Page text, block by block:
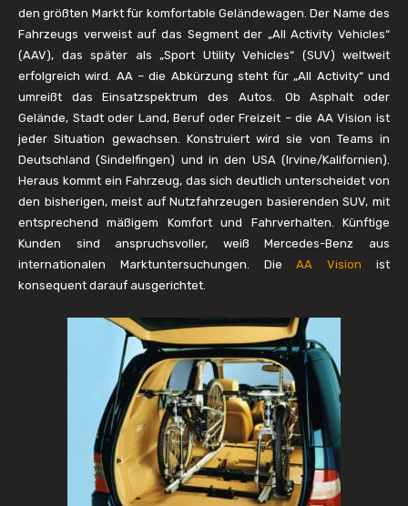
den größten Markt für komfortable Geländewagen. Der Name des
Fahrzeugs verweist auf das Segment der „All Activity Vehicles“
(AAV), das später als „Sport Utility Vehicles“ (SUV) weltweit
erfolgreich wird. AA – die Abkürzung steht für „All Activity“ und
umreißt das Einsatzspektrum des Autos. Ob Asphalt oder
Gelände, Stadt oder Land, Beruf oder Freizeit – die AA Vision ist
jeder Situation gewachsen. Konstruiert wird sie von Teams in
Deutschland (Sindelfingen) und in den USA (Irvine/Kalifornien).
Heraus kommt ein Fahrzeug, das sich deutlich unterscheidet von
den bisherigen, meist auf Nutzfahrzeugen basierenden SUV, mit
entsprechend mäßigem Komfort und Fahrverhalten. Künftige
Kunden sind anspruchsvoller, weiß Mercedes-Benz aus
internationalen Markt­untersuchungen. DieAA Vision ist
konsequent darauf ausgerichtet.